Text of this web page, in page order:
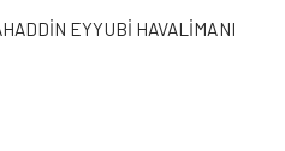
EYYUBİ HAVALİMANI